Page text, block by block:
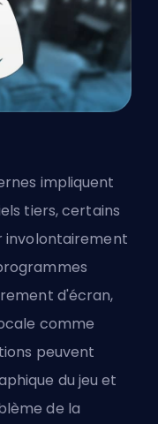
impliquent
tiers, certains
involontairement
d'écran,
comme
peuvent
du jeu et
de la